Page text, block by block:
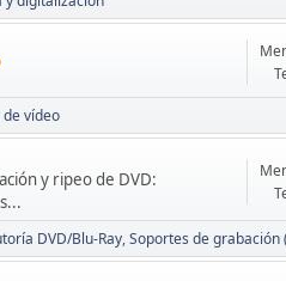
vídeo
y ripeo de DVD:
DVD/Blu-Ray Soportes de grabación